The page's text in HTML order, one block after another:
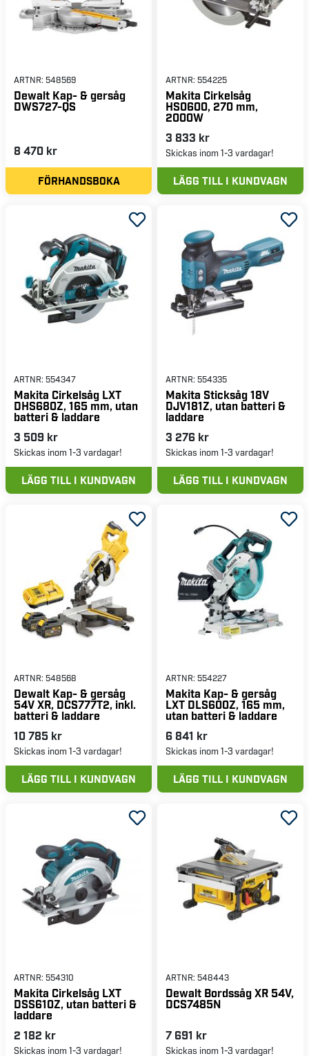
ARTNR: 548569
Dewalt Kap- & gersåg
DWS727-QS
8 470 kr
FÖRHANDSBOKA
ARTNR: 554225
Makita Cirkelsåg
HS0600, 270 mm,
2000W
3 833 kr
Skickas inom 1-3 vardagar!
LÄGG TILL I KUNDVAGN
ARTNR: 554347
Makita Cirkelsåg LXT
DHS680Z, 165 mm, utan
batteri & laddare
3 509 kr
Skickas inom 1-3 vardagar!
LÄGG TILL I KUNDVAGN
ARTNR: 554335
Makita Sticksåg 18V
DJV181Z, utan batteri &
laddare
3 276 kr
Skickas inom 1-3 vardagar!
LÄGG TILL I KUNDVAGN
ARTNR: 548568
Dewalt Kap- & gersåg
54V XR, DCS777T2, inkl.
batteri & laddare
10 785 kr
Skickas inom 1-3 vardagar!
LÄGG TILL I KUNDVAGN
ARTNR: 554227
Makita Kap- & gersåg
LXT DLS600Z, 165 mm,
utan batteri & laddare
6 841 kr
Skickas inom 1-3 vardagar!
LÄGG TILL I KUNDVAGN
ARTNR: 554310
Makita Cirkelsåg LXT
DSS610Z, utan batteri &
laddare
2 182 kr
Skickas inom 1-3 vardagar!
ARTNR: 548443
Dewalt Bordssåg XR 54V,
DCS7485N
7 691 kr
Skickas inom 1-3 vardagar!